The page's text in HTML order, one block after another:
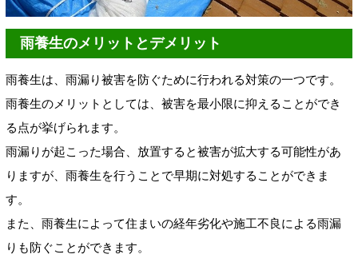
雨養生のメリットとデメリット
雨養生は、雨漏り被害を防ぐために行われる対策の一つです。
雨養生のメリットとしては、被害を最小限に抑えることができ
る点が挙げられます。
雨漏りが起こった場合、放置すると被害が拡大する可能性があ
りますが、雨養生を行うことで早期に対処することができま
す。
また、雨養生によって住まいの経年劣化や施工不良による雨漏
りも防ぐことができます。